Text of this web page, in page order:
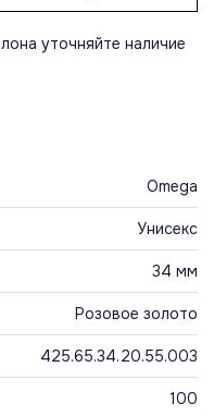
уточняйте наличие
Omega
Унисекс
34 мм
Розовое золото
425.65.34.20.55.003
100